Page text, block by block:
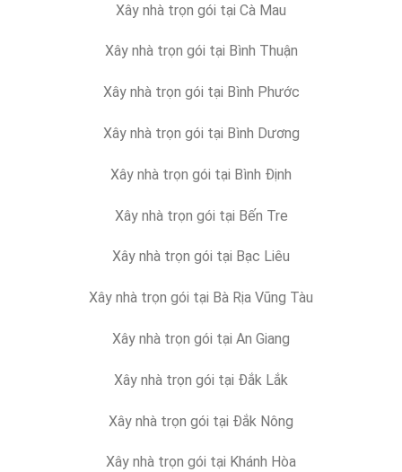
Xây nhà trọn gói tại Cà Mau
Xây nhà trọn gói tại Bình Thuận
Xây nhà trọn gói tại Bình Phước
Xây nhà trọn gói tại Bình Dương
Xây nhà trọn gói tại Bình Định
Xây nhà trọn gói tại Bến Tre
Xây nhà trọn gói tại Bạc Liêu
Xây nhà trọn gói tại Bà Rịa Vũng Tàu
Xây nhà trọn gói tại An Giang
Xây nhà trọn gói tại Đắk Lắk
Xây nhà trọn gói tại Đắk Nông
Xây nhà trọn gói tại Khánh Hòa